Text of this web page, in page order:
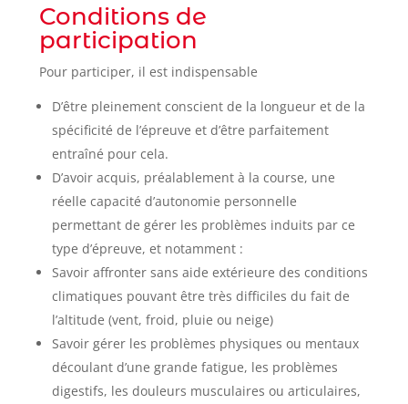
Conditions de
participation
Pour participer, il est indispensable
D’être pleinement conscient de la longueur et de la
spécificité de l’épreuve et d’être parfaitement
entraîné pour cela.
D’avoir acquis, préalablement à la course, une
réelle capacité d’autonomie personnelle
permettant de gérer les problèmes induits par ce
type d’épreuve, et notamment :
Savoir affronter sans aide extérieure des conditions
climatiques pouvant être très difficiles du fait de
l’altitude (vent, froid, pluie ou neige)
Savoir gérer les problèmes physiques ou mentaux
découlant d’une grande fatigue, les problèmes
digestifs, les douleurs musculaires ou articulaires,